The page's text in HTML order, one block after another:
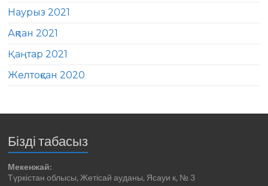
Наурыз 2021
Ақпан 2021
Қаңтар 2021
Желтоқсан 2020
Бізді табасыз
Мекенжай:
Түркістан облысы, Жетісай ауданы, Ясауи к, № 3